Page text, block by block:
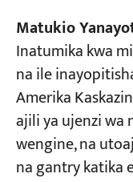
Matukio
Inatumika kwa
na ile
Amerika
ajili ya ujenzi wa
wengine, na
na gantry katika